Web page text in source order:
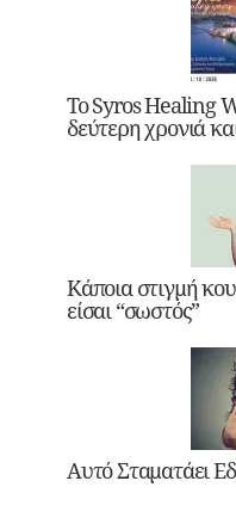
Το Syros Healing
δεύτερη χρονιά
Κάποια στιγμή
είσαι “σωστός”
Αυτό Σταματάει